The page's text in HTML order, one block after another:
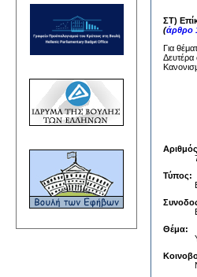
ΣΤ)
(άρθρο
Για
Δευτέρα
Τύπος:
Θέμα: